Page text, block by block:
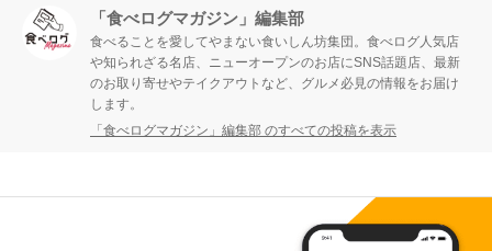
「食べログマガジン」編集部
食べることを愛してやまない食いしん坊集団。食べログ人気店
や知られざる名店、ニューオープンのお店にSNS話題店、最新
のお取り寄せやテイクアウトなど、グルメ必見の情報をお届け
します。
「食べログマガジン」編集部 のすべての投稿を表示